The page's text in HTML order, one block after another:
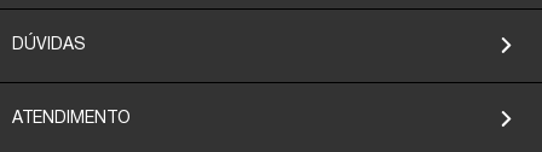
DÚVIDAS
ATENDIMENTO